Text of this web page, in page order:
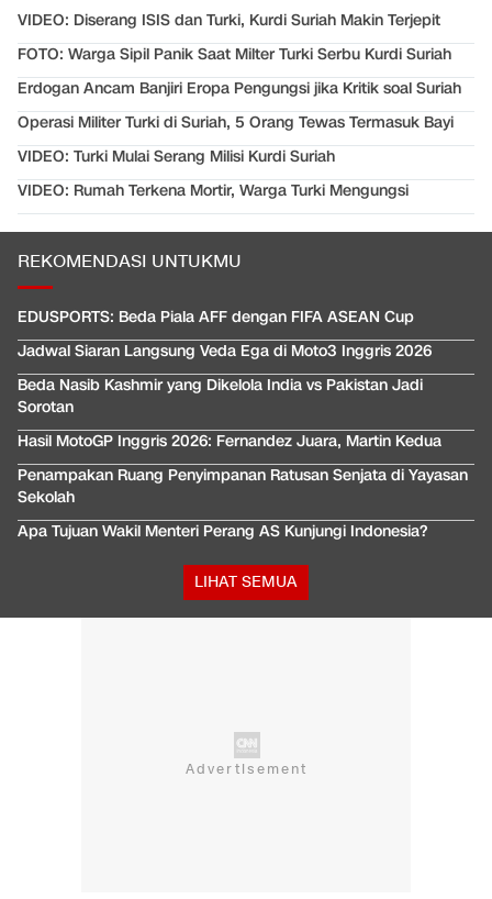
VIDEO: Diserang ISIS dan Turki, Kurdi Suriah Makin Terjepit
FOTO: Warga Sipil Panik Saat Milter Turki Serbu Kurdi Suriah
Erdogan Ancam Banjiri Eropa Pengungsi jika Kritik soal Suriah
Operasi Militer Turki di Suriah, 5 Orang Tewas Termasuk Bayi
VIDEO: Turki Mulai Serang Milisi Kurdi Suriah
VIDEO: Rumah Terkena Mortir, Warga Turki Mengungsi
REKOMENDASI UNTUKMU
EDUSPORTS: Beda Piala AFF dengan FIFA ASEAN Cup
Jadwal Siaran Langsung Veda Ega di Moto3 Inggris 2026
Beda Nasib Kashmir yang Dikelola India vs Pakistan Jadi
Sorotan
Hasil MotoGP Inggris 2026: Fernandez Juara, Martin Kedua
Penampakan Ruang Penyimpanan Ratusan Senjata di Yayasan
Sekolah
Apa Tujuan Wakil Menteri Perang AS Kunjungi Indonesia?
LIHAT SEMUA